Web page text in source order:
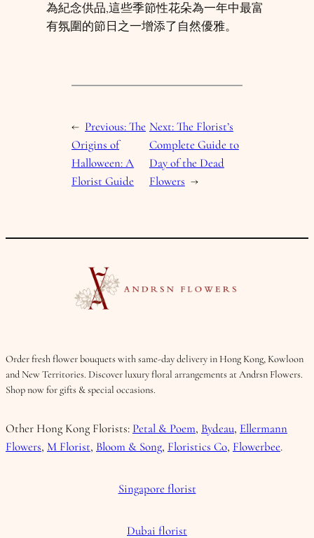
為紀念供品,這些季節性花朵為一年中最富
有氛圍的節日之一增添了自然優雅。
← Previous:The
Origins of
Halloween: A
Florist Guide
Next:The Florist’s
Complete Guide to
Day of the Dead
Flowers →
Order fresh flower bouquets with same-day delivery in Hong Kong, Kowloon
and New Territories. Discover luxury floral arrangements at Andrsn Flowers.
Shop now for gifts & special occasions.
Other Hong Kong Florists: Petal & Poem, Bydeau, Ellermann
Flowers, M Florist, Bloom & Song, Floristics Co, Flowerbee.
Singapore florist
Dubai florist